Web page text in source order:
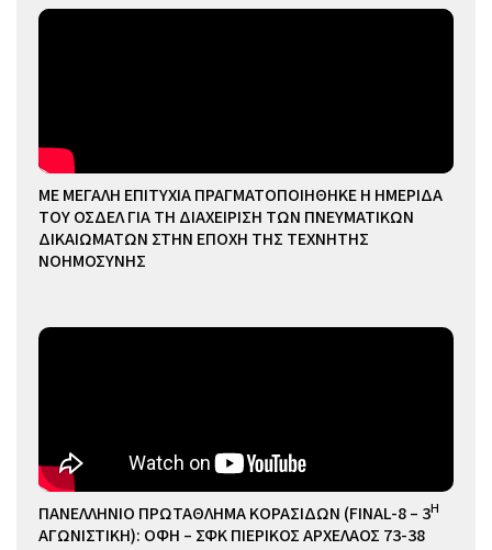
ΜΕ ΜΕΓΑΛΗ ΕΠΙΤΥΧΙΑ ΠΡΑΓΜΑΤΟΠΟΙΗΘΗΚΕ Η ΗΜΕΡΙΔΑ
ΤΟΥ ΟΣΔΕΛ ΓΙΑ ΤΗ ΔΙΑΧΕΙΡΙΣΗ ΤΩΝ ΠΝΕΥΜΑΤΙΚΩΝ
ΔΙΚΑΙΩΜΑΤΩΝ ΣΤΗΝ ΕΠΟΧΗ ΤΗΣ ΤΕΧΝΗΤΗΣ
ΝΟΗΜΟΣΥΝΗΣ
ΠΑΝΕΛΛΗΝΙΟ ΠΡΩΤΑΘΛΗΜΑ ΚΟΡΑΣΙΔΩΝ (FINAL-8 – 3Η
ΑΓΩΝΙΣΤΙΚΗ): ΟΦΗ – ΣΦΚ ΠΙΕΡΙΚΟΣ ΑΡΧΕΛΑΟΣ 73-38